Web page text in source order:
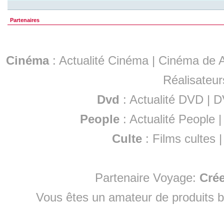
Partenaires
Cinéma: Actualité Cinéma | Cinéma de
Dvd : Actualité DVD |
People :Actualité People
Culte : Films cultes
Partenaire Voyage:
Vous êtes un amateur de produits